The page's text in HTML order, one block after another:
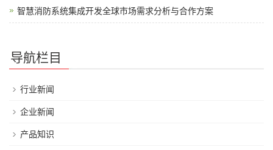
智慧消防系统集成开发全球市场需求分析与合作方案
导航栏目
行业新闻
企业新闻
产品知识